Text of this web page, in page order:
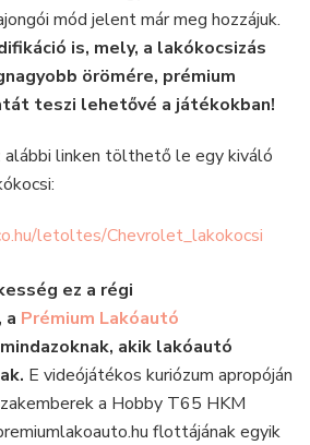
mód jelent már meg hozzájuk.
is, mely, a lakókocsizás
örömére, prémium
teszi lehetővé a játékokban!
alábbi linken tölthető le egy kiváló
letoltes/Chevrolet_lakokocsi
ez a régi
a Prémium Lakóautó
akik lakóautó
E videójátékos kuriózum apropóján
a Hobby T65 HKM
flottájának egyik